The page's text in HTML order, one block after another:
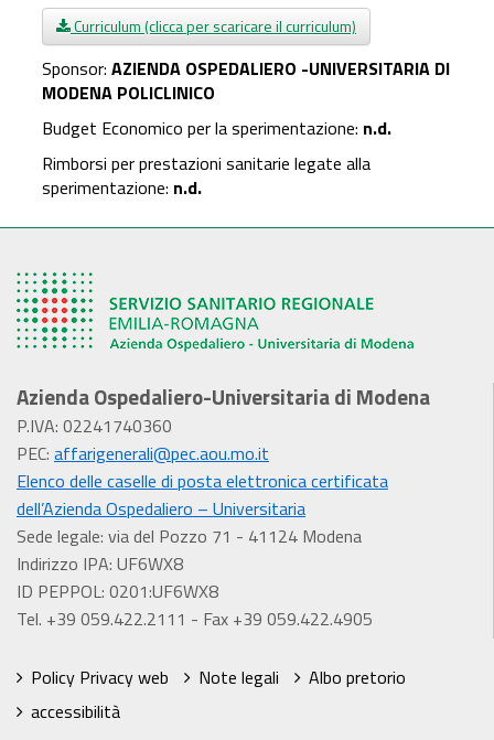
Curriculum (clicca per scaricare il curriculum)
Sponsor: AZIENDA OSPEDALIERO -UNIVERSITARIA DI
MODENA POLICLINICO
Budget Economico per la sperimentazione: n.d.
Rimborsi per prestazioni sanitarie legate alla
sperimentazione: n.d.
Azienda Ospedaliero-Universitaria di Modena
P.IVA: 02241740360
PEC: affarigenerali@pec.aou.mo.it
Elenco delle caselle di posta elettronica certificata
dell’Azienda Ospedaliero – Universitaria
Sede legale: via del Pozzo 71 - 41124 Modena
Indirizzo IPA: UF6WX8
ID PEPPOL: 0201:UF6WX8
Tel. +39 059.422.2111 - Fax +39 059.422.4905
Policy Privacy web Note legali
Albo pretorio
accessibilità